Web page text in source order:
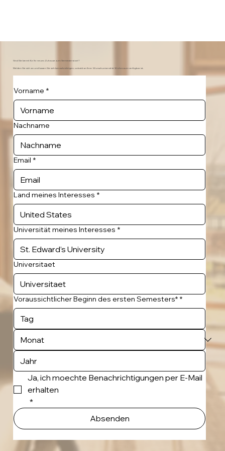
Sind Sie bereit für Ihr neues Zuhause zum Semesterstart?
Melden Sie sich an und lassen Sie sich benachrichtigen, sobald an Ihrer Wunschuniversität Wohnraum verfügbar ist.
Vorname *
Nachname
Email *
Land meines Interesses *
Universität meines Interesses *
Universitaet
Voraussichtlicher Beginn des ersten Semesters* *
Ja, ich moechte Benachrichtigungen per E-Mail
erhalten
*
Absenden